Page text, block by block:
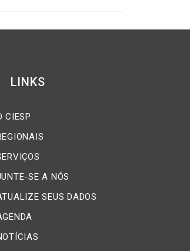
LINKS
CIESP
SE A NÓS
SEUS DADOS